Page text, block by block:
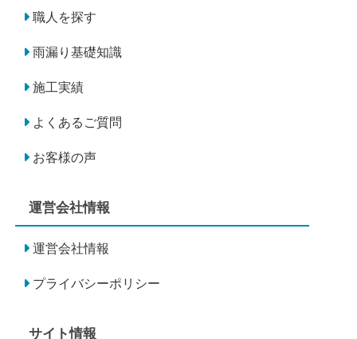
職人を探す
雨漏り基礎知識
施工実績
よくあるご質問
お客様の声
運営会社情報
運営会社情報
プライバシーポリシー
サイト情報